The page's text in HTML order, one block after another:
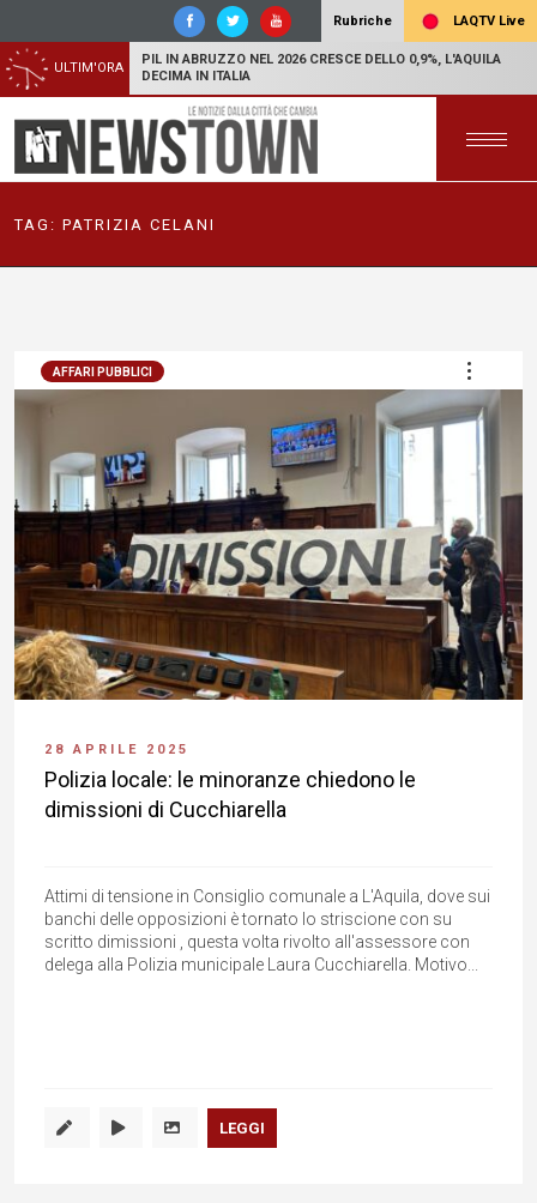
Rubriche LAQTV Live
ULTIM'ORA
PIL IN ABRUZZO NEL 2026 CRESCE DELLO 0,9%, L'AQUILA
DECIMA IN ITALIA
TAG: PATRIZIA CELANI
AFFARI PUBBLICI
28 APRILE 2025
Polizia locale: le minoranze chiedono le
dimissioni di Cucchiarella
Attimi di tensione in Consiglio comunale a L'Aquila, dove sui
banchi delle opposizioni è tornato lo striscione con su
scritto dimissioni , questa volta rivolto all'assessore con
delega alla Polizia municipale Laura Cucchiarella. Motivo...
LEGGI